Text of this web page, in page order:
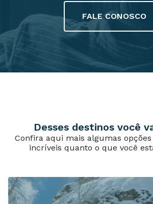
FALE CONOSCO
Desses destinos você
Confira aqui mais algumas
incríveis quanto o que você